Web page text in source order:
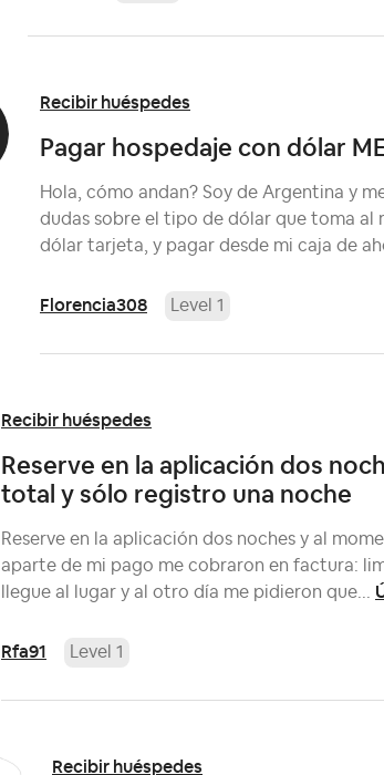
Recibir huéspedes
Pagar hospedaje con dólar
Hola, cómo andan? Soy de Argentina y
dudas sobre el tipo de dólar que toma al
dólar tarjeta, y pagar desde mi caja de
Florencia308 Level 1
Recibir huéspedes
Reserve en la aplicación dos
total y sólo registro una noche
Reserve en la aplicación dos noches y al
aparte de mi pago me cobraron en factura:
llegue al lugar y al otro día me pidieron que...
Rfa91 Level 1
Recibir huéspedes